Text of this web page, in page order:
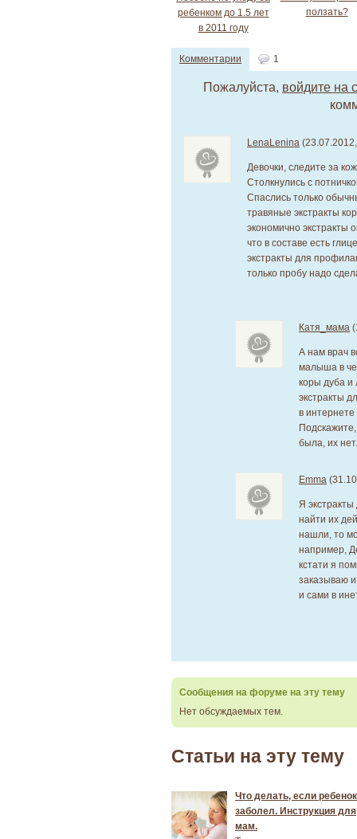
ребенком до 1.5 лет
в 2011 году
ползать?
Комментарии 1
Пожалуйста, войдите на
LenaLenina
Девочки, следите за
Столкнулись с
Спаслись только
травяные экстракты
экономично экстракты
что в составе есть
экстракты для
только пробу надо
Катя_мама
А нам врач
малыша в
коры дуба и
экстракты
в
Подскажите,
была, их
Emma
Я
найти их
нашли, то
например,
кстати я
заказываю
и сами в
Сообщения на форуме на эту тему
Нет обсуждаемых тем.
Статьи на эту тему
Что делать, если ребенок
заболел. Инструкция для
мам.